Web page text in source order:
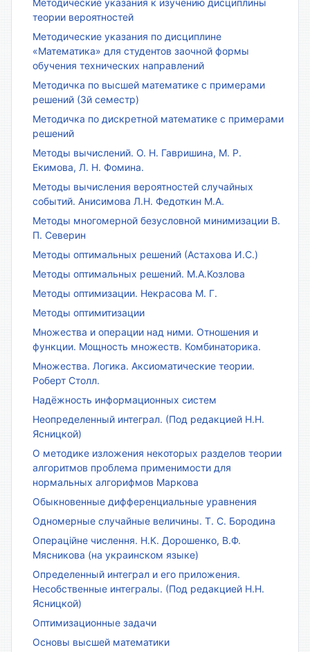
Методические указания к изучению дисциплины
теории вероятностей
Методические указания по дисциплине
«Математика» для студентов заочной формы
обучения технических направлений
Методичка по высшей математике с примерами
решений (3й семестр)
Методичка по дискретной математике с примерами
решений
Методы вычислений. О. Н. Гавришина, М. Р.
Екимова, Л. Н. Фомина.
Методы вычисления вероятностей случайных
событий. Анисимова Л.Н. Федоткин М.А.
Методы многомерной безусловной минимизации В.
П. Северин
Методы оптимальных решений (Астахова И.С.)
Методы оптимальных решений. М.А.Козлова
Методы оптимизации. Некрасова М. Г.
Методы оптимитизации
Множества и операции над ними. Отношения и
функции. Мощность множеств. Комбинаторика.
Множества. Логика. Аксиоматические теории.
Роберт Столл.
Надёжность информационных систем
Неопределенный интеграл. (Под редакцией Н.Н.
Ясницкой)
О методике изложения некоторых разделов теории
алгоритмов проблема применимости для
нормальных алгорифмов Маркова
Обыкновенные дифференциальные уравнения
Одномерные случайные величины. Т. С. Бородина
Операційне числення. Н.К. Дорошенко, В.Ф.
Мясникова (на украинском языке)
Определенный интеграл и его приложения.
Несобственные интегралы. (Под редакцией Н.Н.
Ясницкой)
Оптимизационные задачи
Основы высшей математики